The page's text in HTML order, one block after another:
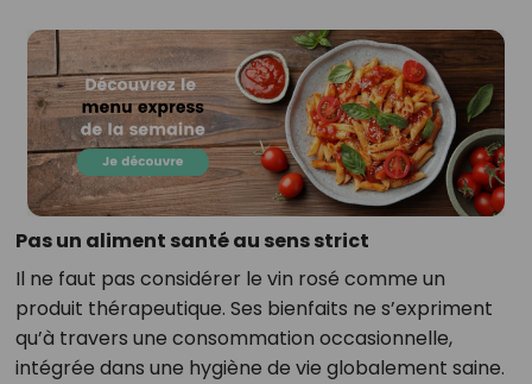
Pas un aliment santé au sens strict
Il ne faut pas considérer le vin rosé comme un
produit thérapeutique. Ses bienfaits ne s’expriment
qu’à travers une consommation occasionnelle,
intégrée dans une hygiène de vie globalement saine.